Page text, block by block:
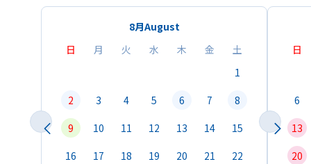
8月August
日
月 火 水 木 金
土
1
2
3 4 5 6 7
8
9
10 11 12 13 14
15
16
17 18 19 20 21
22
日
6
13
20